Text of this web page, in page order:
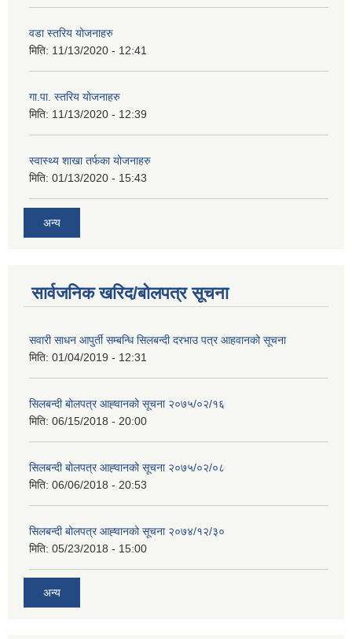
वडा स्तरिय योजनाहरु
मिति: 11/13/2020 - 12:41
गा.पा. स्तरिय योजनाहरु
मिति: 11/13/2020 - 12:39
स्वास्थ्य शाखा तर्फका योजनाहरु
मिति: 01/13/2020 - 15:43
अन्य
सार्वजनिक खरिद/बोलपत्र सूचना
सवारी साधन आपुर्ती सम्बन्धि सिलबन्दी दरभाउ पत्र आहवानको सूचना
मिति: 01/04/2019 - 12:31
सिलबन्दी बोलपत्र आह्‍वानको सूचना २०७५/०२/१६
मिति: 06/15/2018 - 20:00
सिलबन्दी बोलपत्र आह्‍वानको सूचना २०७५/०२/०८
मिति: 06/06/2018 - 20:53
सिलबन्दी बोलपत्र आह्‍वानको सूचना २०७४/१२/३०
मिति: 05/23/2018 - 15:00
अन्य